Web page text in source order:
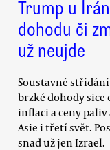
Trump u
dohodu či
už neujde
Soustavné
brzké dohody
inflaci a ceny paliv
Asie i třetí svět.
snad už jen Izrael.